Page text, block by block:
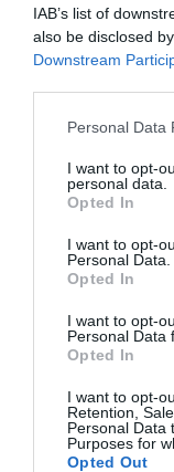
IAB’s list of
also be disclosed
Downstream
Please note that
not limited to your
grant or deny
use your data for
consent section.
Personal Data
I want to opt-
personal data.
Opted In
I want to opt-
Personal Data.
Opted In
I want to opt-
Personal Data
Opted In
I want to opt-
Retention,
Personal Data
Purposes for
Opted Out